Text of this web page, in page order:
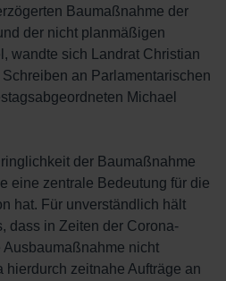
Baumaßnahme der
der nicht planmäßigen
wandte sich Landrat Christian
an Parlamentarischen
Michael
der Baumaßnahme
eine zentrale Bedeutung für die
hat. Für unverständlich hält
dass in Zeiten der Corona-
Ausbaumaßnahme nicht
hierdurch zeitnahe Aufträge an